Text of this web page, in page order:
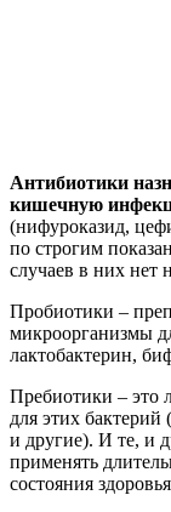
Антибиотики
кишечную
(нифуроказид,
по строгим
случаев в них нет
Пробиотики –
микроорганизмы
лактобактерин,
Пребиотики – это
для этих бактерий
и другие). И те, и
применять
состояния